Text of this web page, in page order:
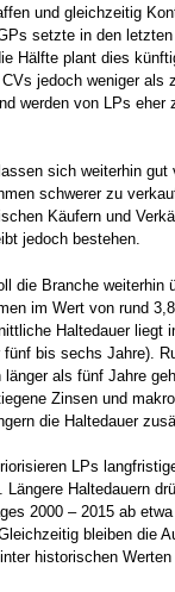
und gleichzeitig
setzte in den
Hälfte plant dies
jedoch weniger als
werden von LPs eher
sich weiterhin gut
schwerer zu
Käufern und
jedoch bestehen.
die Branche weiterhin
im Wert von rund
Haltedauer liegt
bis sechs Jahre).
länger als fünf Jahre
Zinsen und
die Haltedauer
LPs
Längere Haltedauern
2000 – 2015 ab
bleiben die
historischen